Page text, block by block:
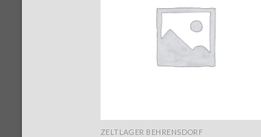
ZELTLAGER BEHRENSDORF